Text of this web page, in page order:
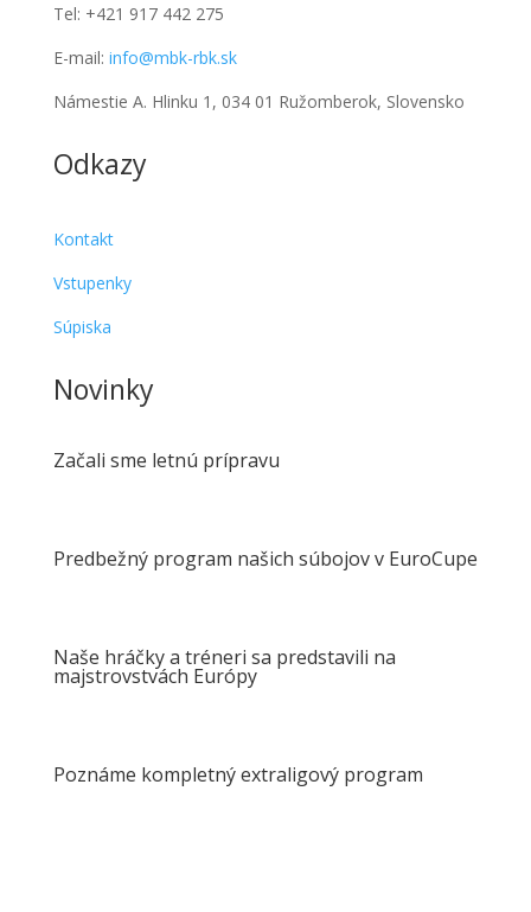
Tel: +421 917 442 275
E-mail: info@mbk-rbk.sk
Námestie A. Hlinku 1, 034 01 Ružomberok, Slovensko
Odkazy
Kontakt
Vstupenky
Súpiska
Novinky
Začali sme letnú prípravu
Predbežný program našich súbojov v EuroCupe
Naše hráčky a tréneri sa predstavili na
majstrovstvách Európy
Poznáme kompletný extraligový program